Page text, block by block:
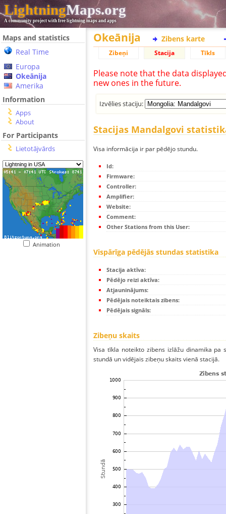
LightningMaps.org
A community project with free lightning maps and apps
Maps and statistics
Real Time
Europa
Okeānija
Amerika
Information
Apps
About
For Participants
Lietotājvārds
Animation
Okeānija Zibens karte
Zibeņi Stacija Tīkls
Please note that the data
new ones in the future.
Izvēlies staciju:
Stacijas Mandalgovi
Visa informācija ir par pēdējo stundu.
Id:
Firmware:
Controller:
Amplifier:
Website:
Comment:
Other Stations from this User:
Vispārīga pēdējās stundas statistika
Stacija aktīva:
Pēdējo reizi aktīva:
Atjauninājums:
Pēdējais noteiktais zibens:
Pēdējais signāls:
Zibeņu skaits
Visa tīkla noteikto zibens izlāžu dinamika pa
stundā un vidējais zibeņu skaits vienā stacijā.